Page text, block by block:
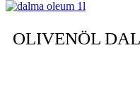
OLIVENÖL